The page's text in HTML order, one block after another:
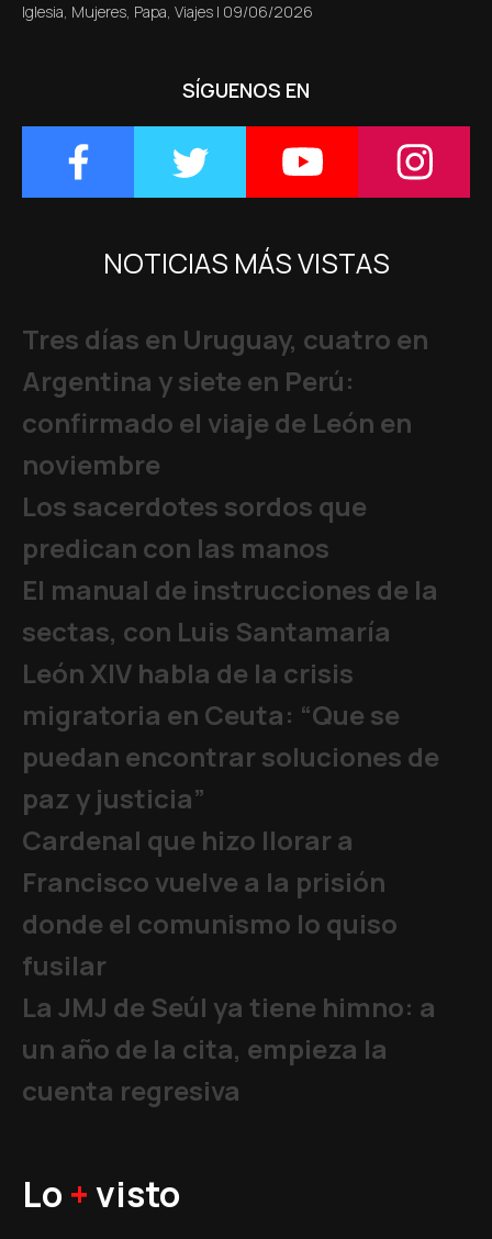
Iglesia, Mujeres, Papa, Viajes | 09/06/2026
SÍGUENOS EN
NOTICIAS MÁS VISTAS
Tres días en Uruguay, cuatro en
Argentina y siete en Perú:
confirmado el viaje de León en
noviembre
Los sacerdotes sordos que
predican con las manos
El manual de instrucciones de la
sectas, con Luis Santamaría
León XIV habla de la crisis
migratoria en Ceuta: “Que se
puedan encontrar soluciones de
paz y justicia”
Cardenal que hizo llorar a
Francisco vuelve a la prisión
donde el comunismo lo quiso
fusilar
La JMJ de Seúl ya tiene himno: a
un año de la cita, empieza la
cuenta regresiva
Lo +visto